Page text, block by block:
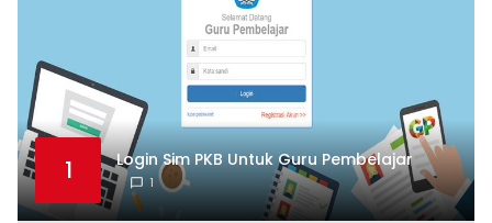
1 Login Sim PKB Untuk Guru Pembelajar
1